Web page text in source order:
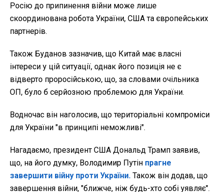
Росію до припинення війни може лише
скоординована робота України, США та європейських
партнерів.
Також Буданов зазначив, що Китай має власні
інтереси у цій ситуації, однак його позиція не є
відверто проросійською, що, за словами очільника
ОП, було б серйозною проблемою для України.
Водночас він наголосив, що територіальні компроміси
для України "в принципі неможливі".
Нагадаємо, президент США Дональд Трамп заявив,
що, на його думку, Володимир Путін прагне
завершити війну проти України. Також він додав, що
завершення війни, "ближче, ніж будь-хто собі уявляє".